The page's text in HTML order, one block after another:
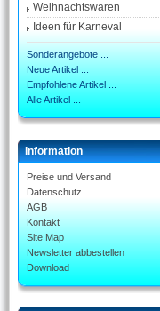
Weihnachtswaren
Ideen für Karneval
Sonderangebote ...
Neue Artikel ...
Empfohlene Artikel ...
Alle Artikel ...
Information
Preise und Versand
Datenschutz
AGB
Kontakt
Site Map
Newsletter abbestellen
Download